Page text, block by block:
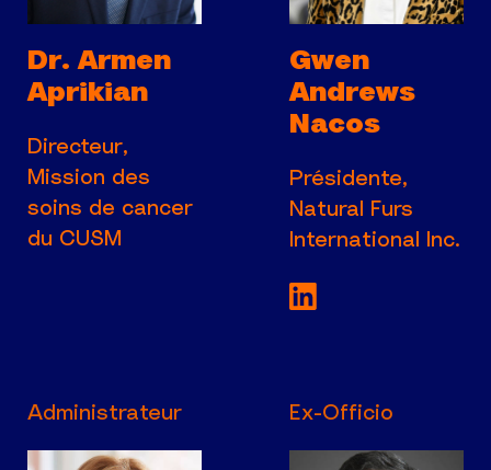
Dr. Armen
Aprikian
Directeur,
Mission des
soins de cancer
du CUSM
Gwen
Andrews
Nacos
Présidente,
Natural Furs
International Inc.
Voir la page
Administrateur Ex-Officio